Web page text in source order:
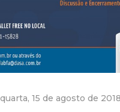
quarta, 15 de agosto de 2018